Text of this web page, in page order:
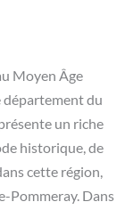
Moyen Âge
département du
un riche
historique, de
cette région,
Pommeray. Dans